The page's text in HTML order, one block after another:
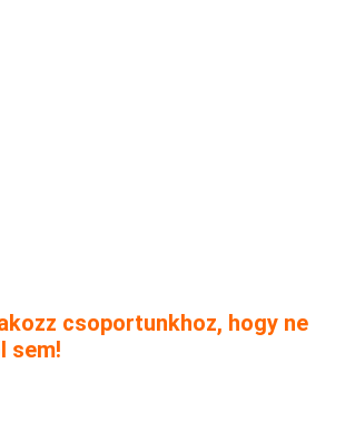
csoportunkhoz, hogy ne
sem!